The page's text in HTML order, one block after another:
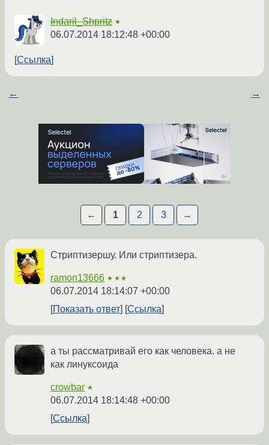
Indaril_Shpritz ★
06.07.2014 18:12:48 +00:00
Ссылка
← →
← 1 2 3 →
Стриптизершу. Или стриптизера.
ramon13666 ★★★
06.07.2014 18:14:07 +00:00
Показать ответ
Ссылка
а ты рассматривай его как человека. а не
как линуксоида
crowbar ★
06.07.2014 18:14:48 +00:00
Ссылка